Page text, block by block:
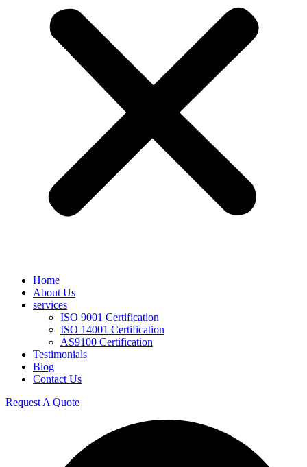
Home
About Us
services
ISO 9001 Certification
ISO 14001 Certification
AS9100 Certification
Testimonials
Blog
Contact Us
Request A Quote